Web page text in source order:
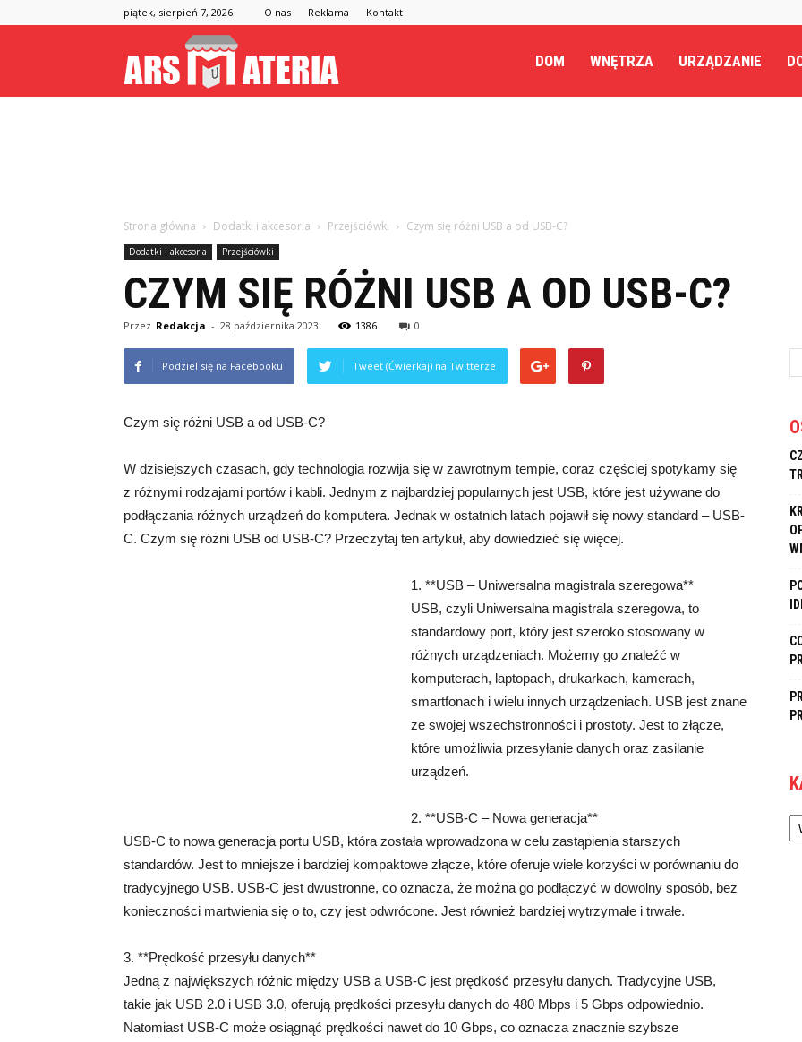
piątek, sierpień 7, 2026 O nas Reklama Kontakt
DOM WNĘTRZA URZĄDZANIE
Strona główna Dodatki i akcesoria Przejściówki Czym się różni USB a od USB-C?
Dodatki i akcesoria Przejściówki
CZYM SIĘ RÓŻNI USB A OD USB-C?
Przez Redakcja - 28 października 2023 1386 0
Podziel się na Facebooku Tweet (Ćwierkaj) na Twitterze
Czym się różni USB a od USB-C?
W dzisiejszych czasach, gdy technologia rozwija się w zawrotnym tempie, coraz częściej spotykamy się
z różnymi rodzajami portów i kabli. Jednym z najbardziej popularnych jest USB, które jest używane do
podłączania różnych urządzeń do komputera. Jednak w ostatnich latach pojawił się nowy standard – USB-
C. Czym się różni USB od USB-C? Przeczytaj ten artykuł, aby dowiedzieć się więcej.
1. **USB – Uniwersalna magistrala szeregowa**
USB, czyli Uniwersalna magistrala szeregowa, to
standardowy port, który jest szeroko stosowany w
różnych urządzeniach. Możemy go znaleźć w
komputerach, laptopach, drukarkach, kamerach,
smartfonach i wielu innych urządzeniach. USB jest znane
ze swojej wszechstronności i prostoty. Jest to złącze,
które umożliwia przesyłanie danych oraz zasilanie
urządzeń.
2. **USB-C – Nowa generacja**
USB-C to nowa generacja portu USB, która została wprowadzona w celu zastąpienia starszych
standardów. Jest to mniejsze i bardziej kompaktowe złącze, które oferuje wiele korzyści w porównaniu do
tradycyjnego USB. USB-C jest dwustronne, co oznacza, że można go podłączyć w dowolny sposób, bez
konieczności martwienia się o to, czy jest odwrócone. Jest również bardziej wytrzymałe i trwałe.
3. **Prędkość przesyłu danych**
Jedną z największych różnic między USB a USB-C jest prędkość przesyłu danych. Tradycyjne USB,
takie jak USB 2.0 i USB 3.0, oferują prędkości przesyłu danych do 480 Mbps i 5 Gbps odpowiednio.
Natomiast USB-C może osiągnąć prędkości nawet do 10 Gbps, co oznacza znacznie szybsze